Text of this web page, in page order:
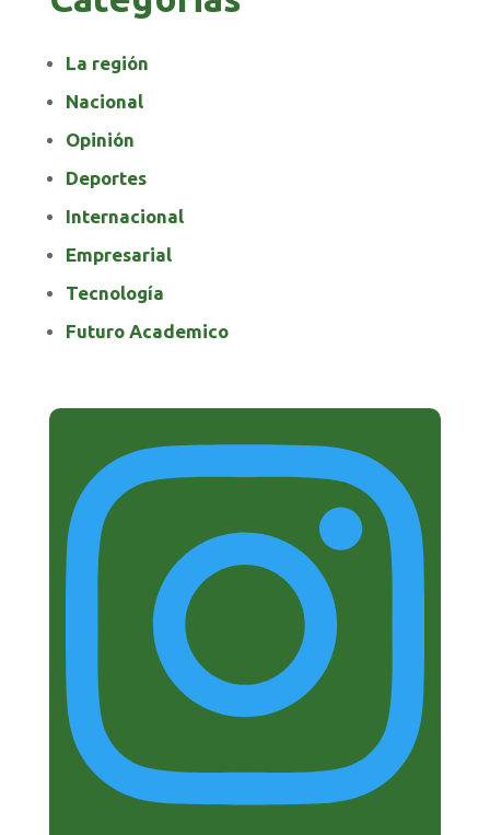
La región
Nacional
Opinión
Deportes
Internacional
Empresarial
Tecnología
Futuro Academico